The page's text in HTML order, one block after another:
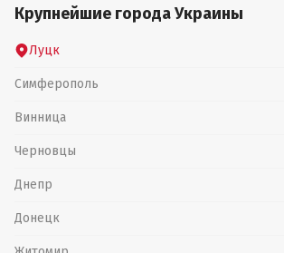
Крупнейшие города Украины
Луцк
Симферополь
Винница
Черновцы
Днепр
Донецк